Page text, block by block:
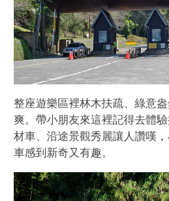
整座遊樂區裡林木扶疏、綠意
爽。帶小朋友來這裡記得去體
材車、沿途景觀秀麗讓人讚嘆
車感到新奇又有趣。